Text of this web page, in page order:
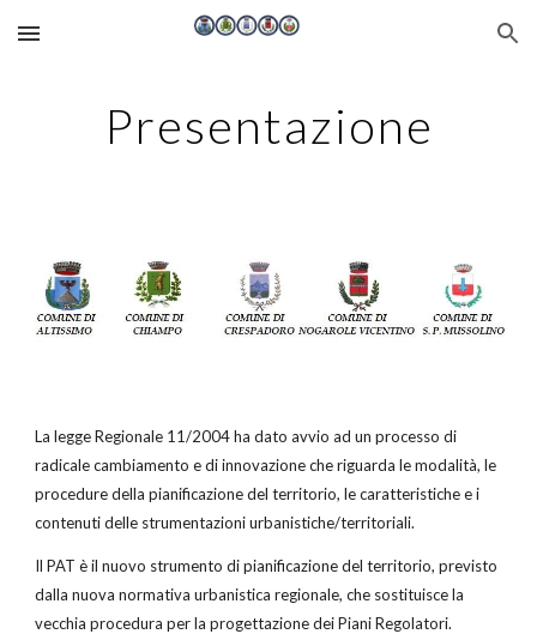
Skip to main content Skip to navigation
Presentazione
La legge Regionale 11/2004 ha dato avvio ad un processo di
radicale cambiamento e di innovazione che riguarda le modalità, le
procedure della pianificazione del territorio, le caratteristiche e i
contenuti delle strumentazioni urbanistiche/territoriali.
Il PAT è il nuovo strumento di pianificazione del territorio, previsto
dalla nuova normativa urbanistica regionale, che sostituisce la
vecchia procedura per la progettazione dei Piani Regolatori.